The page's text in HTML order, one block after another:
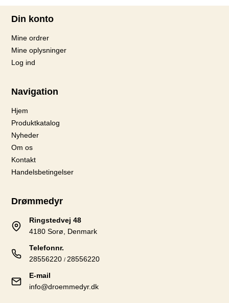
Din konto
Mine ordrer
Mine oplysninger
Log ind
Navigation
Hjem
Produktkatalog
Nyheder
Om os
Kontakt
Handelsbetingelser
Drømmedyr
Ringstedvej 48
4180 Sorø, Denmark
Telefonnr.
28556220 /28556220
E-mail
info@droemmedyr.dk